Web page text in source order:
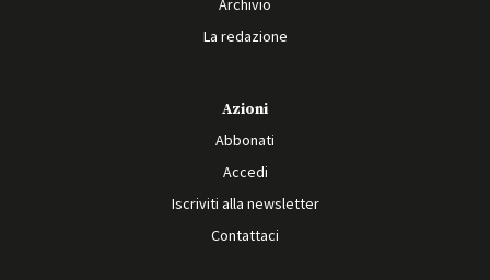
Archivio
La redazione
Azioni
Abbonati
Accedi
Iscriviti alla newsletter
Contattaci